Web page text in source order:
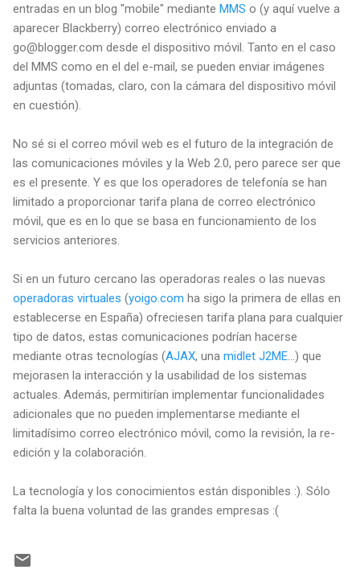
entradas en un blog "mobile" mediante MMS o (y aquí vuelve a
aparecer Blackberry) correo electrónico enviado a
go@blogger.com desde el dispositivo móvil. Tanto en el caso
del MMS como en el del e-mail, se pueden enviar imágenes
adjuntas (tomadas, claro, con la cámara del dispositivo móvil
en cuestión).
No sé si el correo móvil web es el futuro de la integración de
las comunicaciones móviles y la Web 2.0, pero parece ser que
es el presente. Y es que los operadores de telefonía se han
limitado a proporcionar tarifa plana de correo electrónico
móvil, que es en lo que se basa en funcionamiento de los
servicios anteriores.
Si en un futuro cercano las operadoras reales o las nuevas
operadoras virtuales (yoigo.com ha sigo la primera de ellas en
establecerse en España) ofreciesen tarifa plana para cualquier
tipo de datos, estas comunicaciones podrían hacerse
mediante otras tecnologías (AJAX, una midlet J2ME ...) que
mejorasen la interacción y la usabilidad de los sistemas
actuales. Además, permitirían implementar funcionalidades
adicionales que no pueden implementarse mediante el
limitadísimo correo electrónico móvil, como la revisión, la re-
edición y la colaboración.
La tecnología y los conocimientos están disponibles :). Sólo
falta la buena voluntad de las grandes empresas :(